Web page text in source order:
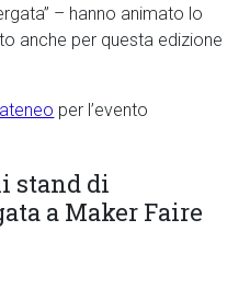
– hanno animato lo
anche per questa edizione
per l’evento
stand di
a Maker Faire